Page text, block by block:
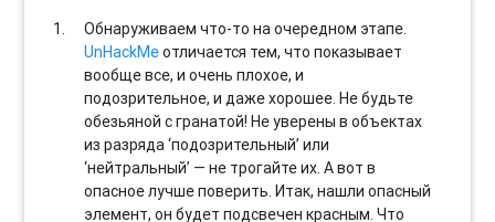
Обнаруживаем что-то на очередном этапе.
UnHackMeотличается тем, что показывает
вообще все, и очень плохое, и
подозрительное, и даже хорошее. Не будьте
обезьяной с гранатой! Не уверены в объектах
из разряда ‘подозрительный’ или
‘нейтральный’ — не трогайте их. А вот в
опасное лучше поверить. Итак, нашли опасный
элемент, он будет подсвечен красным. Что